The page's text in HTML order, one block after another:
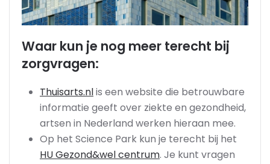
Waar kun je nog meer terecht bij
zorgvragen:
Thuisarts.nlis een website die betrouwbare
informatie geeft over ziekte en gezondheid,
artsen in Nederland werken hieraan mee.
Op het Science Park kun je terecht bij het
HU Gezond&wel centrum. Je kunt vragen